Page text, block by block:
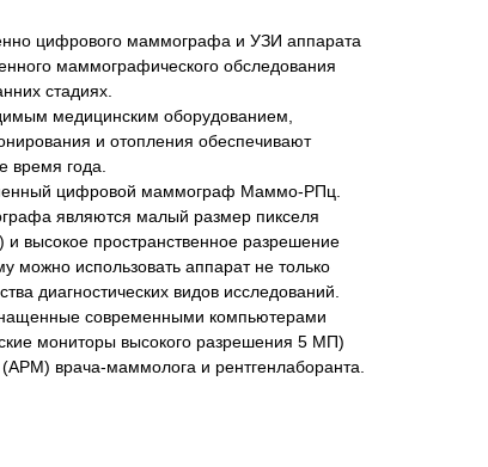
цифрового маммографа и УЗИ аппарата
маммографического обследования
стадиях.
медицинским оборудованием,
и отопления обеспечивают
время года.
цифровой маммограф Маммо-РПц.
являются малый размер пикселя
высокое пространственное разрешение
можно использовать аппарат не только
диагностических видов исследований.
современными компьютерами
мониторы высокого разрешения 5 МП)
врача-маммолога и рентгенлаборанта.